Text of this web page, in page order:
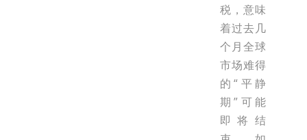
税，意味
着过去几
个月全球
市场难得
的“平静
期”可能
即将结